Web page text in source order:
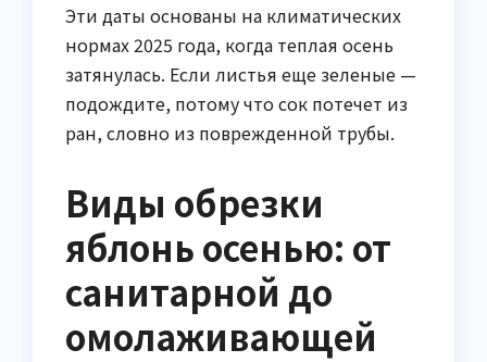
Эти даты основаны на климатических
нормах 2025 года, когда теплая осень
затянулась. Если листья еще зеленые —
подождите, потому что сок потечет из
ран, словно из поврежденной трубы.
Виды обрезки
яблонь осенью: от
санитарной до
омолаживающей